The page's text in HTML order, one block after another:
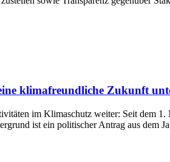
klimafreundliche Zukunft
im Klimaschutz weiter: Seit dem
ist ein politischer Antrag aus dem